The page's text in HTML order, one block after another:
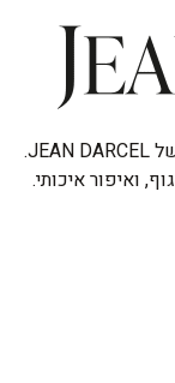
גלו את מוצרי הטיפוח והקוסמטיקה המקצועית של JEAN DARCEL.
ואיפור איכותי.